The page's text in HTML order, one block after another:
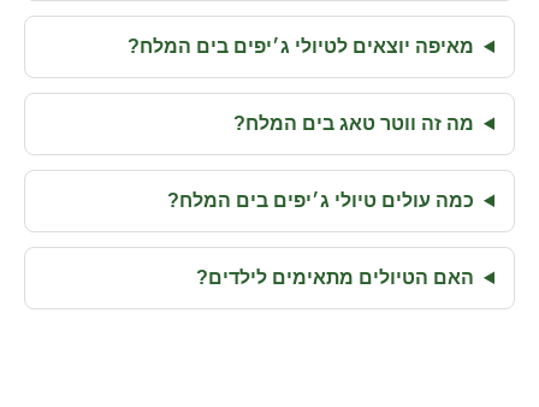
מאיפה יוצאים לטיולי ג׳יפים בים המלח?
מה זה ווטר טאג בים המלח?
כמה עולים טיולי ג׳יפים בים המלח?
האם הטיולים מתאימים לילדים?